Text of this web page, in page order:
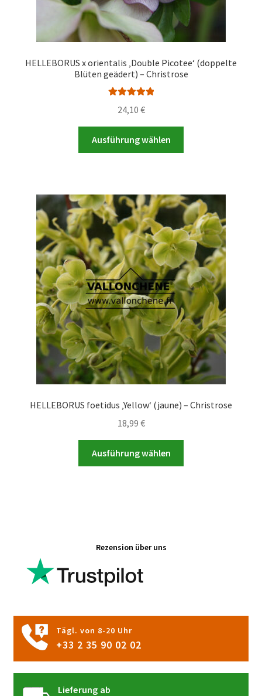
HELLEBORUS x orientalis ‚Double Picotee‘ (doppelte
Blüten geädert) – Christrose
5.00von 5
24,10 €
Ausführung wählen
auf.
Die
Optionen
können
auf
der
Produktseite
gewählt
werden
HELLEBORUS foetidus ‚Yellow‘ (jaune) – Christrose
18,99 €
Ausführung wählen
Rezension über uns
Tägl. von 8-20 Uhr
+33 2 35 90 02 02
Lieferung ab